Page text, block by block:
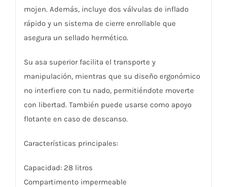
mojen. Además, incluye dos válvulas de inflado
rápido y un sistema de cierre enrollable que
asegura un sellado hermético.
Su asa superior facilita el transporte y
manipulación, mientras que su diseño ergonómico
no interfiere con tu nado, permitiéndote moverte
con libertad. También puede usarse como apoyo
flotante en caso de descanso.
Características principales:
Capacidad: 28 litros
Compartimento impermeable